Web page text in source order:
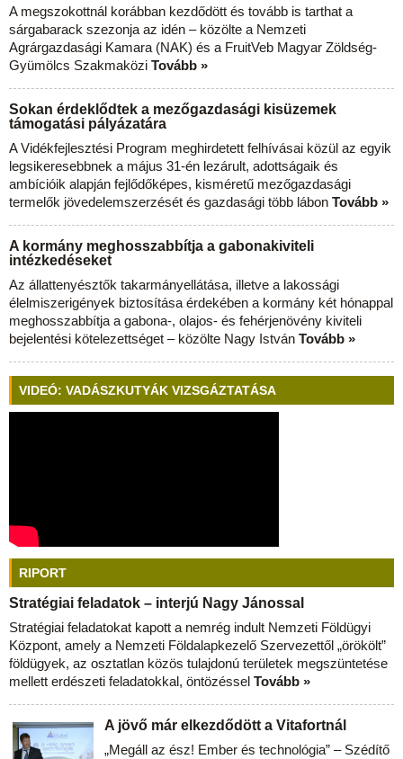
A megszokottnál korábban kezdődött és tovább is tarthat a
sárgabarack szezonja az idén – közölte a Nemzeti
Agrárgazdasági Kamara (NAK) és a FruitVeb Magyar Zöldség-
Gyümölcs Szakmaközi Tovább »
Sokan érdeklődtek a mezőgazdasági kisüzemek
támogatási pályázatára
A Vidékfejlesztési Program meghirdetett felhívásai közül az egyik
legsikeresebbnek a május 31-én lezárult, adottságaik és
ambícióik alapján fejlődőképes, kisméretű mezőgazdasági
termelők jövedelemszerzését és gazdasági több lábon Tovább »
A kormány meghosszabbítja a gabonakiviteli
intézkedéseket
Az állattenyésztők takarmányellátása, illetve a lakossági
élelmiszerigények biztosítása érdekében a kormány két hónappal
meghosszabbítja a gabona-, olajos- és fehérjenövény kiviteli
bejelentési kötelezettséget – közölte Nagy István Tovább »
VIDEÓ: VADÁSZKUTYÁK VIZSGÁZTATÁSA
RIPORT
Stratégiai feladatok – interjú Nagy Jánossal
Stratégiai feladatokat kapott a nemrég indult Nemzeti Földügyi
Központ, amely a Nemzeti Földalapkezelő Szervezettől „örökölt”
földügyek, az osztatlan közös tulajdonú területek megszüntetése
mellett erdészeti feladatokkal, öntözéssel Tovább »
A jövő már elkezdődött a Vitafortnál
„Megáll az ész! Ember és technológia” – Szédítő